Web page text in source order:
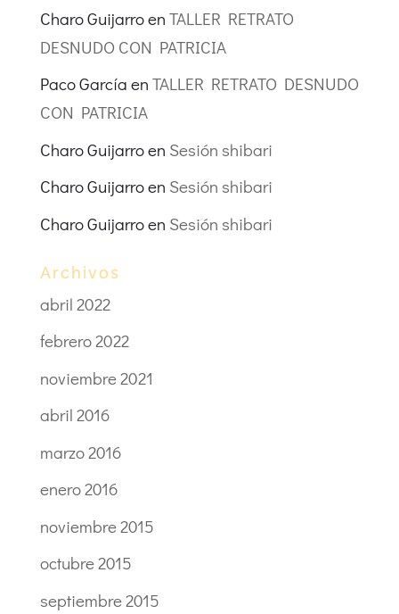
Charo Guijarroen TALLER RETRATO
DESNUDO CON PATRICIA
Paco García en TALLER RETRATO DESNUDO
CON PATRICIA
Charo Guijarroen Sesión shibari
Charo Guijarroen Sesión shibari
Charo Guijarroen Sesión shibari
Archivos
abril 2022
febrero 2022
noviembre 2021
abril 2016
marzo 2016
enero 2016
noviembre 2015
octubre 2015
septiembre 2015